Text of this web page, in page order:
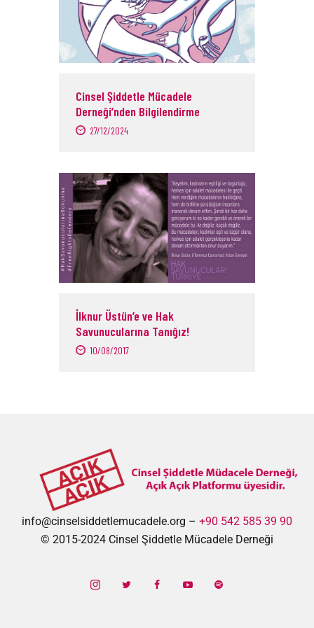
Cinsel Şiddetle Mücadele
Derneği’nden Bilgilendirme
27/12/2024
İlknur Üstün’e ve Hak
Savunucularına Tanığız!
10/08/2017
info@cinselsiddetlemucadele.org – +90 542 585 39 90
© 2015-2024 Cinsel Şiddetle Mücadele Derneği